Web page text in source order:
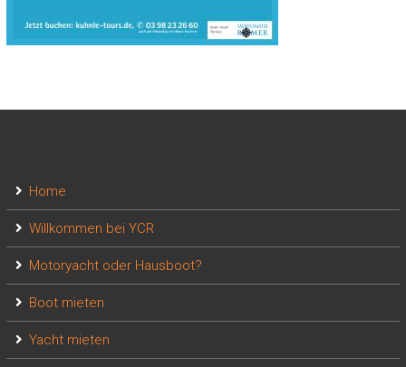
Home
Willkommen bei YCR
Motoryacht oder Hausboot?
Boot mieten
Yacht mieten